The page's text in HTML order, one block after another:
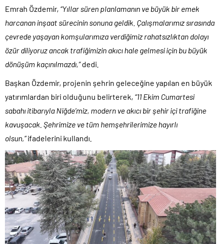
Emrah Özdemir, “Yıllar süren planlamanın ve büyük bir emek
harcanan inşaat sürecinin sonuna geldik. Çalışmalarımız sırasında
çevrede yaşayan komşularımıza verdiğimiz rahatsızlıktan dolayı
özür diliyoruz ancak trafiğimizin akıcı hale gelmesi için bu büyük
dönüşüm kaçınılmazdı,”dedi.
Başkan Özdemir, projenin şehrin geleceğine yapılan en büyük
yatırımlardan biri olduğunu belirterek, “11 Ekim Cumartesi
sabahı itibarıyla Niğde’miz, modern ve akıcı bir şehir içi trafiğine
kavuşacak. Şehrimize ve tüm hemşehrilerimize hayırlı
olsun,”ifadelerini kullandı.